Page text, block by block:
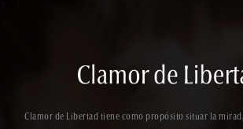
Clamor de Libertad tiene como propósito situar la